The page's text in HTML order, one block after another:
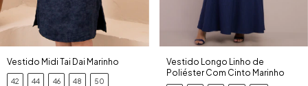
Vestido Midi Tai Dai Marinho
42 44 46 48 50
Vestido Longo Linho de
Poliéster Com Cinto Marinho